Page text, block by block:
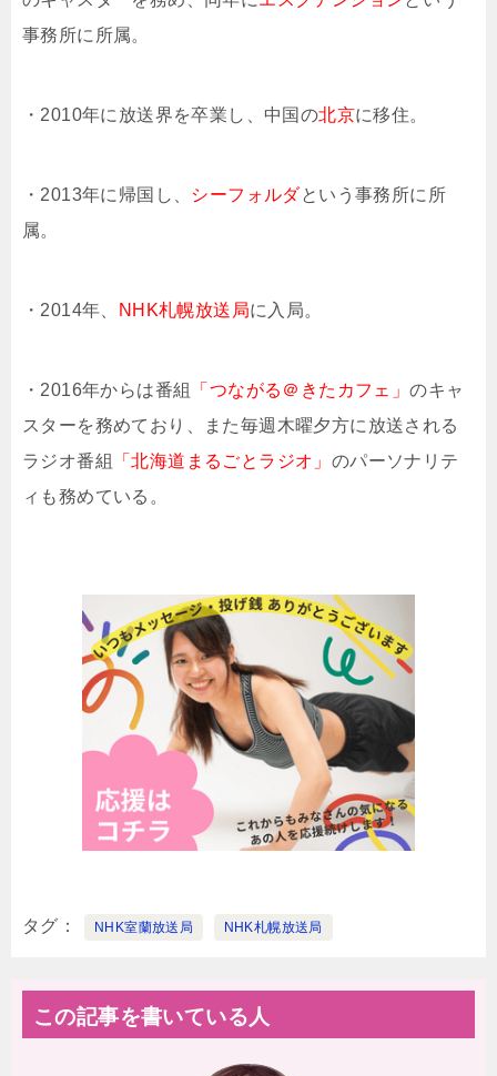
事務所に所属。
・2010年に放送界を卒業し、中国の北京に移住。
・2013年に帰国し、 シーフォルダという事務所に所
属。
・2014年、 NHK札幌放送局に入局。
・2016年からは番組 「つながる＠きたカフェ」のキャ
スターを務めており、また毎週木曜夕方に放送される
ラジオ番組
「北海道まるごとラジオ」 のパーソナリテ
ィも務めている。
タグ NHK室蘭放送局 NHK札幌放送局
この記事を書いている人